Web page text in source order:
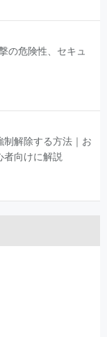
の危険性、セキュ
解除する方法｜お
者向けに解説